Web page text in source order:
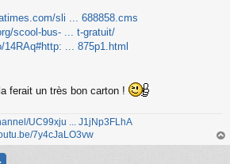
sli ... 688858.cms
scool-bus- ... t-gratuit/
... 875p1.html
ferait un très bon carton !
UC99xju ... J1jNp3FLhA
7y4cJaLO3vw
au